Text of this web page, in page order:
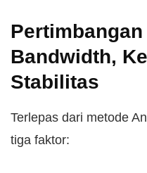
Pertimbangan
Bandwidth,
Stabilitas
Terlepas dari metode
tiga faktor: